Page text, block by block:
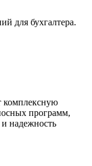
для бухгалтера.
комплексную
программ,
надежность